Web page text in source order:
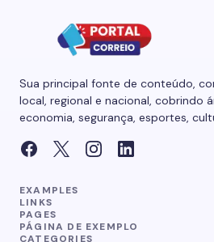
Sua principal fonte de conteúdo,
local, regional e nacional, cobrindo
economia, segurança, esportes,
EXAMPLES
LINKS
PAGES
PÁGINA DE EXEMPLO
CATEGORIES